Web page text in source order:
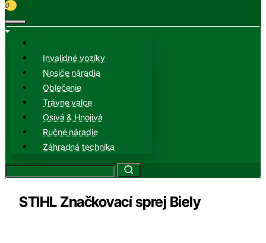
0
Invalidné vozíky
Nosiče náradia
Oblečenie
Trávne valce
Osivá & Hnojivá
Ručné náradie
Záhradná technika
STIHL Značkovací sprej Biely